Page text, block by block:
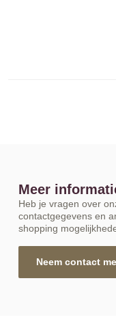
Meer
Heb je vragen over
contactgegevens en
shopping
Neem contact